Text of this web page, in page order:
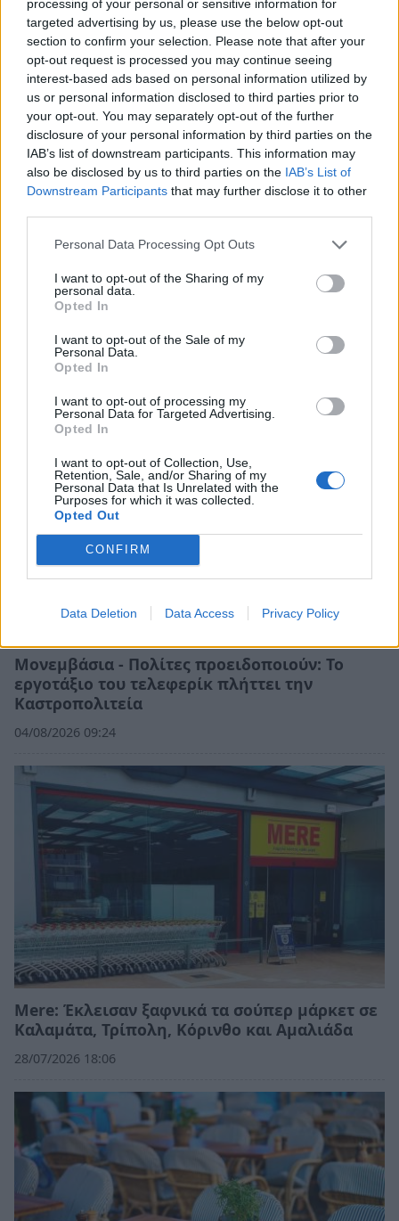
processing of your personal or sensitive information for
targeted advertising by us, please use the below opt-out
section to confirm your selection. Please note that after your
opt-out request is processed you may continue seeing
interest-based ads based on personal information utilized by
us or personal information disclosed to third parties prior to
your opt-out. You may separately opt-out of the further
disclosure of your personal information by third parties on the
IAB’s list of downstream participants. This information may
also be disclosed by us to third parties on the IAB’s List of
Downstream Participants that may further disclose it to other
Personal Data Processing Opt Outs
I want to opt-out of the Sharing of my
personal data.
Opted In
I want to opt-out of the Sale of my
Personal Data.
Opted In
I want to opt-out of processing my
Personal Data for Targeted Advertising.
Opted In
I want to opt-out of Collection, Use,
Retention, Sale, and/or Sharing of my
Personal Data that Is Unrelated with the
Purposes for which it was collected.
Opted Out
CONFIRM
Data Deletion Data Access Privacy Policy
Σπάρτη: EYECONIK με σημαντικές εκπτώσεις
στην «Ανοικτή πόλη» και τη «Λευκή νύκτα»
07/08/2026 10:53
Νεάπολη: Εμπορικό παζάρι στην παραλία,
πραγματική ευκαιρία!
Μονεμβάσια - Πολίτες προειδοποιούν: Το
εργοτάξιο του τελεφερίκ πλήττει την
Καστροπολιτεία
04/08/2026 09:24
Mere: Έκλεισαν ξαφνικά τα σούπερ μάρκετ σε
Καλαμάτα, Τρίπολη, Κόρινθο και Αμαλιάδα
28/07/2026 18:06